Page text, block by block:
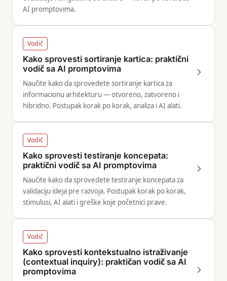
AI promptovima.
Vodič
Kako sprovesti sortiranje kartica: praktični
vodič sa AI promptovima
Naučite kako da sprovedete sortiranje kartica za
informacionu arhitekturu — otvoreno, zatvoreno i
hibridno. Postupak korak po korak, analiza i AI alati.
Vodič
Kako sprovesti testiranje koncepata:
praktični vodič sa AI promptovima
Naučite kako da sprovedete testiranje koncepata za
validaciju ideja pre razvoja. Postupak korak po korak,
stimulusi, AI alati i greške koje početnici prave.
Vodič
Kako sprovesti kontekstualno istraživanje
(contextual inquiry): praktičan vodič sa AI
promptovima